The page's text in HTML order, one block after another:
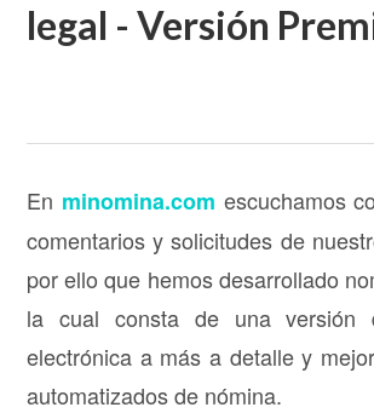
legal - Versión
En minomina.com escuchamos
comentarios y solicitudes de
por ello que hemos desarrollado
la cual consta de una versión
electrónica a más a detalle y
automatizados de nómina.